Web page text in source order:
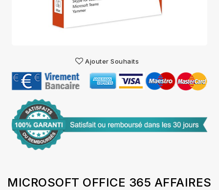
Ajouter Souhaits
MICROSOFT OFFICE 365 AFFAIRES